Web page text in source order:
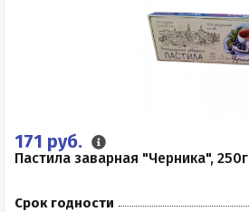
171 руб.
Пастила заварная "Черника", 250г
Срок годности